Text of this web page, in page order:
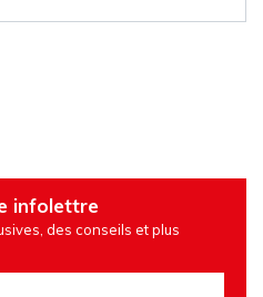
infolettre
des conseils et plus